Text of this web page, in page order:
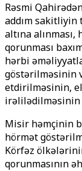
Rəsmi
addım
altına
qorunması
hərbi
göstərilməsinin
etdirilməsinin,
irəlilədilməsinin
Misir həmçinin
hörmət
Körfəz
qorunmasının